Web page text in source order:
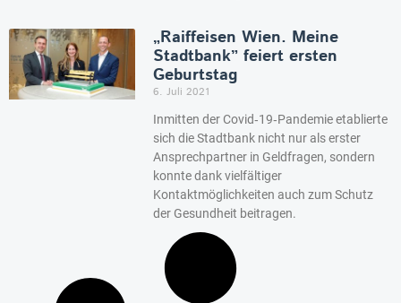
„Raiffeisen Wien. Meine
Stadtbank” feiert ersten
Geburtstag
6. Juli 2021
Inmitten der Covid‐19‐Pandemie etablierte
sich die Stadtbank nicht nur als erster
Ansprechpartner in Geldfragen, sondern
konnte dank vielfältiger
Kontaktmöglichkeiten auch zum Schutz
der Gesundheit beitragen.